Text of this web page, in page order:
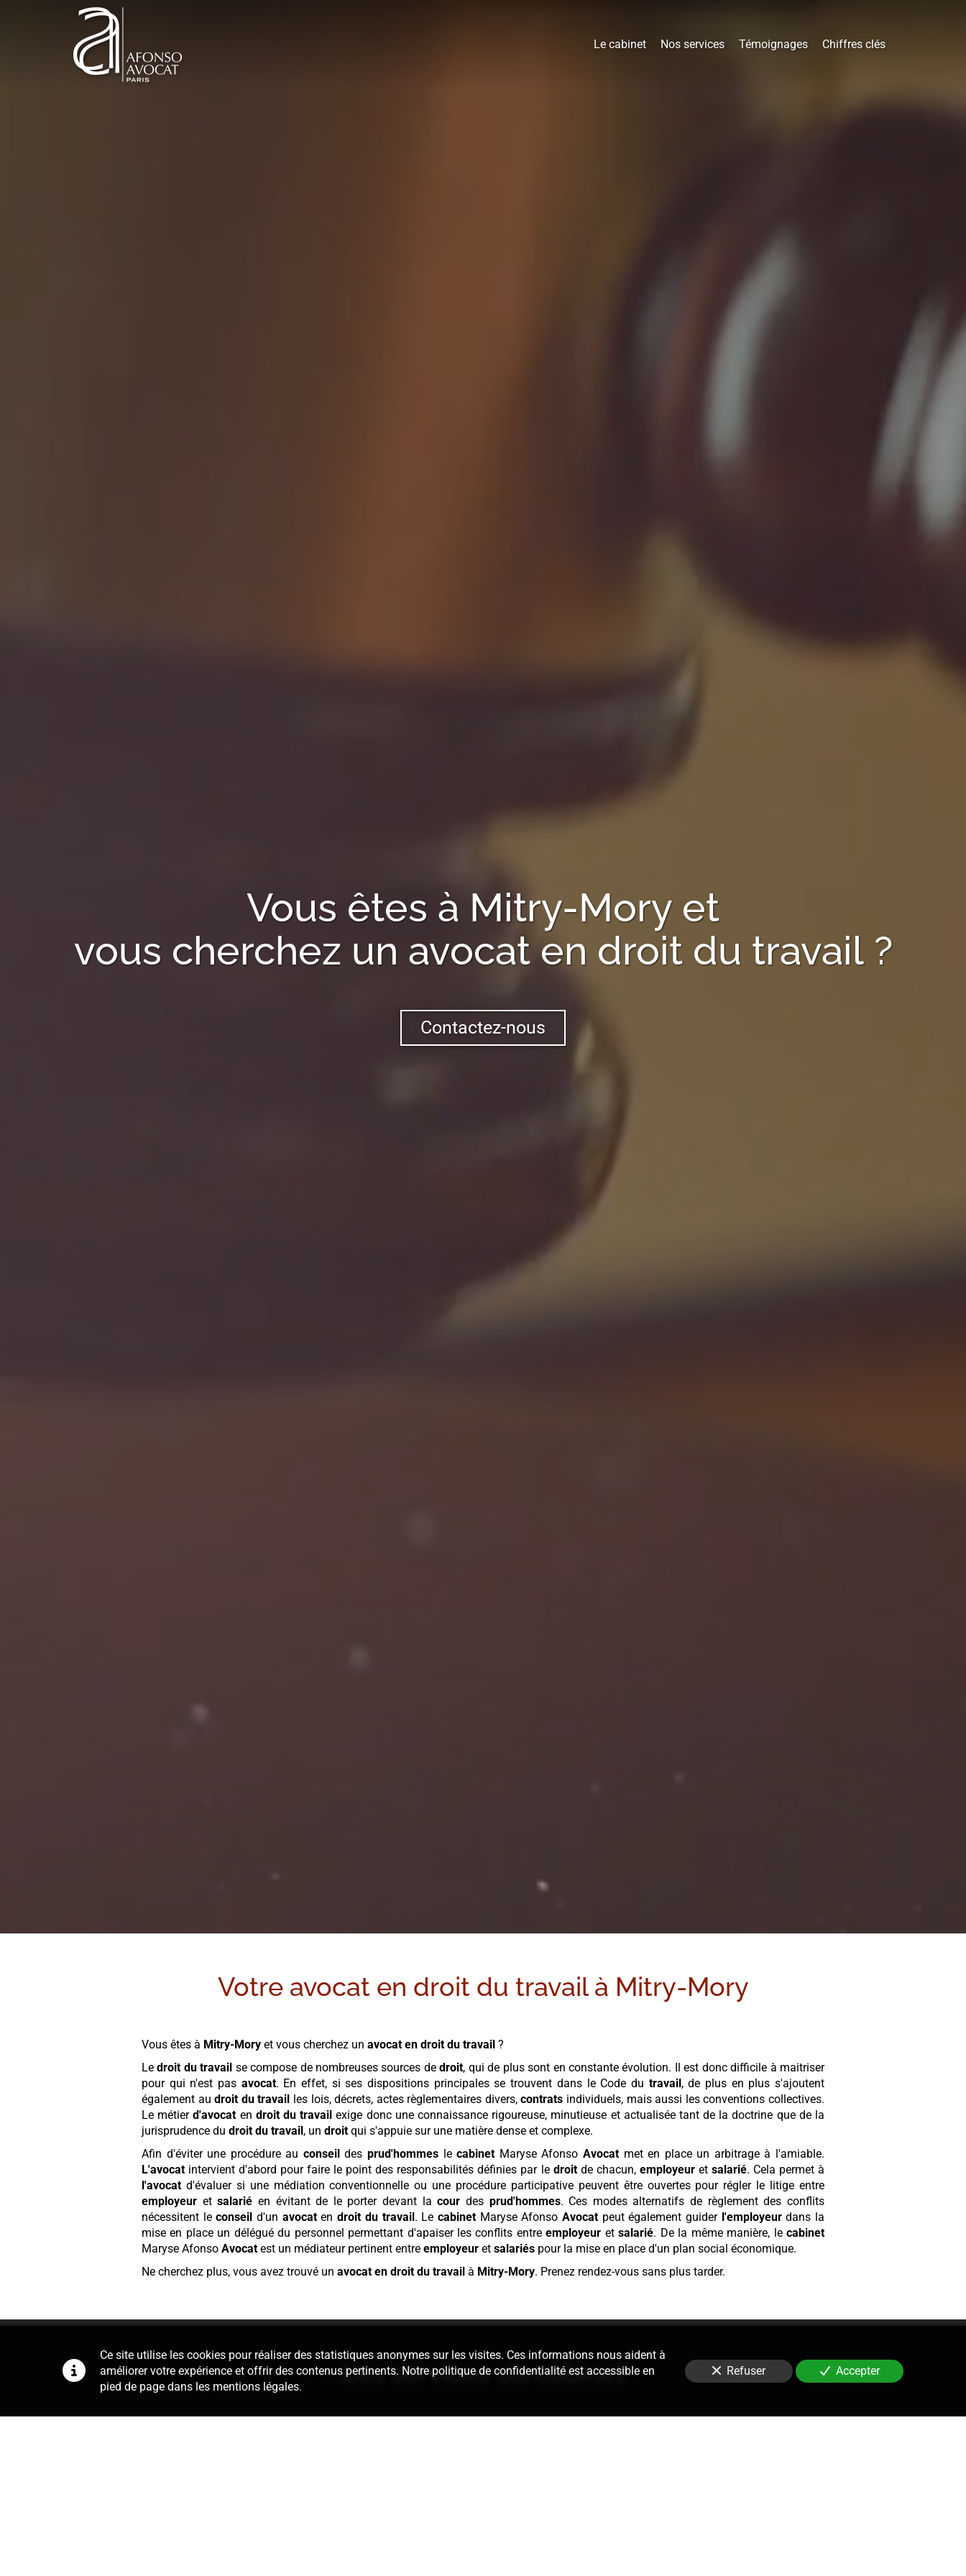
Le cabinet Nos services Témoignages Chiffres clés
Vous êtes à Mitry-Moryet
vous cherchez un avocat en droit du travail ?
Contactez-nous
Votre avocat en droit du travail à Mitry-Mory
Vous êtes à Mitry-Mory et vous cherchez unavocat en droit du travail ?
Ledroit du travail se compose de nombreuses sources dedroit, qui de plus sont en constante évolution. Il est donc difficile à maitriser
pour qui n'est pas avocat. En effet, si ses dispositions principales se trouvent dans le Code du travail, de plus en plus s'ajoutent
également audroit du travail les lois, décrets, actes règlementaires divers,contrats individuels, mais aussi les conventions collectives.
Le métierd'avocat en droit du travail exige donc une connaissance rigoureuse, minutieuse et actualisée tant de la doctrine que de la
jurisprudence dudroit du travail, undroit qui s'appuie sur une matière dense et complexe.
Afin d'éviter une procédure au conseildesprud'hommes lecabinet Maryse Afonso Avocatmet en place un arbitrage à l'amiable.
L'avocat intervient d'abord pour faire le point des responsabilités définies par le droitde chacun, employeuret salarié. Cela permet à
l'avocat d'évaluer si une médiation conventionnelle ou une procédure participative peuvent être ouvertes pour régler le litige entre
employeur etsalarié en évitant de le porter devant lacour des prud'hommes. Ces modes alternatifs de règlement des conflits
nécessitent leconseil d'un avocatendroit du travail. Le cabinetMaryse Afonso Avocatpeut également guider l'employeurdans la
mise en place un délégué du personnel permettant d'apaiser les conflits entreemployeur etsalarié. De la même manière, le cabinet
Maryse AfonsoAvocat est un médiateur pertinent entreemployeur etsalariés pour la mise en place d'un plan social économique.
Ne cherchez plus, vous avez trouvé unavocat en droit du travail à Mitry-Mory. Prenez rendez-vous sans plus tarder.
Les services du cabinet
Ce site utilise les cookies pour réaliser des statistiques anonymes sur les visites. Ces informations nous aident à
améliorer votre expérience et offrir des contenus pertinents. Notre politique de confidentialité est accessible en
pied de page dans les mentions légales.
Refuser Accepter